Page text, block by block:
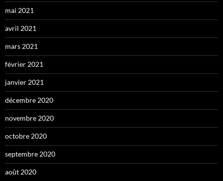
mai 2021
avril 2021
mars 2021
février 2021
janvier 2021
décembre 2020
novembre 2020
octobre 2020
septembre 2020
août 2020